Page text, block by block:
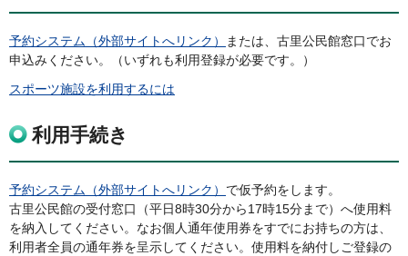
予約システム（外部サイトへリンク）
または、古里公民館窓口でお
申込みください。（いずれも利用登録が必要です。）
スポーツ施設を利用するには
利用手続き
予約システム（外部サイトへリンク） で仮予約をします。
古里公民館の受付窓口（平日8時30分から17時15分まで）へ使用料
を納入してください。なお個人通年使用券をすでにお持ちの方は、
利用者全員の通年券を呈示してください。使用料を納付しご登録の